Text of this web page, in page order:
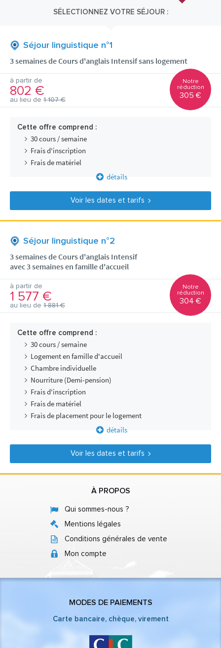
SÉLECTIONNEZ VOTRE SÉJOUR :
Séjour linguistique n°1
3 semaines de Cours d'anglais Intensif sans logement
à partir de
802 €
au lieu de 1 107 €
Notre
réduction
305 €
Cette offre comprend :
30 cours / semaine
Frais d'inscription
Frais de matériel
détails
Voir les dates et tarifs
Séjour linguistique n°2
3 semaines de Cours d'anglais Intensif
avec 3 semaines en famille d'accueil
à partir de
1 577 €
au lieu de 1 881 €
Notre
réduction
304 €
Cette offre comprend :
30 cours / semaine
Logement en famille d'accueil
Chambre individuelle
Nourriture (Demi-pension)
Frais d'inscription
Frais de matériel
Frais de placement pour le logement
détails
Voir les dates et tarifs
À PROPOS
Qui sommes-nous ?
Mentions légales
Conditions générales de vente
Mon compte
MODES DE PAIEMENTS
Carte bancaire, chèque, virement